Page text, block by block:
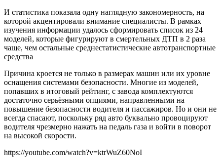
И статистика показала одну наглядную закономерность, на
которой акцентировали внимание специалисты. В рамках
изучения информации удалось сформировать список из 24
моделей, которые фигурируют в смертельных ДТП в 2 раза
чаще, чем остальные среднестатистические автотранспортные
средства
Причина кроется не только в размерах машин или их уровне
оснащения системами безопасности. Многие из моделей,
попавших в итоговый рейтинг, с завода комплектуются
достаточно серьёзными опциями, направленными на
повышение безопасности водителя и пассажиров. Но и они не
всегда спасают, поскольку ряд авто буквально провоцируют
водителя чрезмерно нажать на педаль газа и войти в поворот
на высокой скорости.
https://youtube.com/watch?v=ktrWuZ60NoI